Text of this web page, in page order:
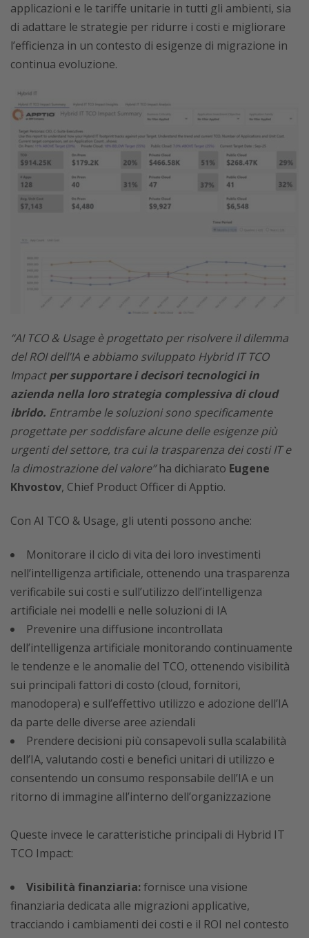
applicazioni e le tariffe unitarie in tutti gli ambienti, sia
di adattare le strategie per ridurre i costi e migliorare
l’efficienza in un contesto di esigenze di migrazione in
continua evoluzione.
“AI TCO & Usage è progettato per risolvere il dilemma
del ROI dell’IA e abbiamo sviluppato Hybrid IT TCO
Impactper supportare i decisori tecnologici in
azienda nella loro strategia complessiva di cloud
ibrido. Entrambe le soluzioni sono specificamente
progettate per soddisfare alcune delle esigenze più
urgenti del settore, tra cui la trasparenza dei costi IT e
la dimostrazione del valore”ha dichiarato Eugene
Khvostov, Chief Product Officer di Apptio.
Con AI TCO & Usage, gli utenti possono anche:
Monitorare il ciclo di vita dei loro investimenti
nell’intelligenza artificiale, ottenendo una trasparenza
verificabile sui costi e sull’utilizzo dell’intelligenza
artificiale nei modelli e nelle soluzioni di IA
Prevenire una diffusione incontrollata
dell’intelligenza artificiale monitorando continuamente
le tendenze e le anomalie del TCO, ottenendo visibilità
sui principali fattori di costo (cloud, fornitori,
manodopera) e sull’effettivo utilizzo e adozione dell’IA
da parte delle diverse aree aziendali
Prendere decisioni più consapevoli sulla scalabilità
dell’IA, valutando costi e benefici unitari di utilizzo e
consentendo un consumo responsabile dell’IA e un
ritorno di immagine all’interno dell’organizzazione
Queste invece le caratteristiche principali di Hybrid IT
TCO Impact:
Visibilità finanziaria:fornisce una visione
finanziaria dedicata alle migrazioni applicative,
tracciando i cambiamenti dei costi e il ROI nel contesto